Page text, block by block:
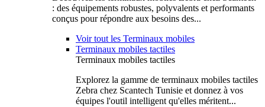
: des équipements robustes, polyvalents et performants
conçus pour répondre aux besoins des...
Voir tout les Terminaux mobiles
Terminaux mobiles tactiles
Terminaux mobiles tactiles
Explorez la gamme de terminaux mobiles tactiles
Zebra chez Scantech Tunisie et donnez à vos
équipes l'outil intelligent qu'elles méritent...